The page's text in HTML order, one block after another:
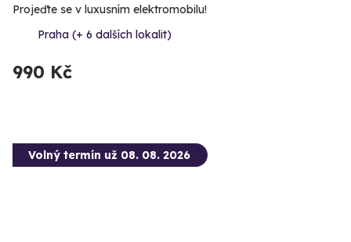
Projeďte se v luxusním elektromobilu!
Praha (+ 6 dalších lokalit)
990 Kč
Volný termín už 08. 08. 2026